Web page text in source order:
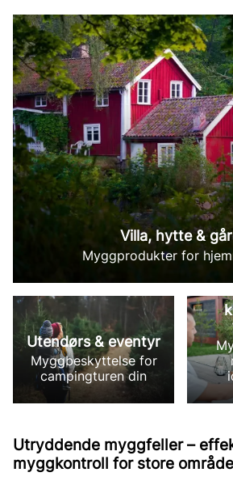
Villa, hytte &
Myggprodukter for
Utendørs & eventyr
Myggbeskyttelse for
campingturen din
Utryddende myggfeller –
myggkontroll for store